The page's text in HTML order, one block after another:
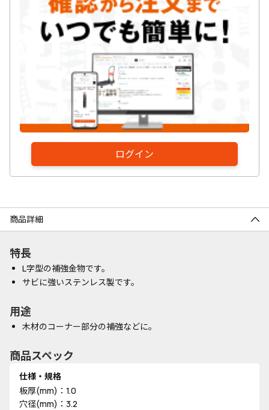
ログイン
商品詳細
特長
L字型の補強金物です。
サビに強いステンレス製です。
用途
木材のコーナー部分の補強などに。
商品スペック
仕様・規格
板厚(mm)：1.0
穴径(mm)：3.2